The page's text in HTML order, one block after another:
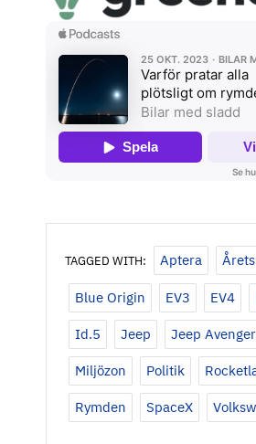
TAGGED WITH: Aptera
Blue Origin EV3 EV4
Id.5 Jeep Jeep Avenger
Miljözon Politik
Rymden SpaceX